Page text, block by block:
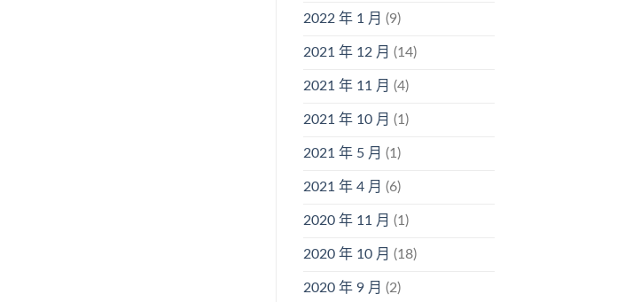
2022 年 1 月 (9)
2021 年 12 月 (14)
2021 年 11 月 (4)
2021 年 10 月 (1)
2021 年 5 月 (1)
2021 年 4 月 (6)
2020 年 11 月 (1)
2020 年 10 月 (18)
2020 年 9 月 (2)